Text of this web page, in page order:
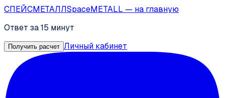
СПЕЙСМЕТАЛЛSpaceMETALL — на главную
Ответ за 15 минут
Получить расчет Личный кабинет